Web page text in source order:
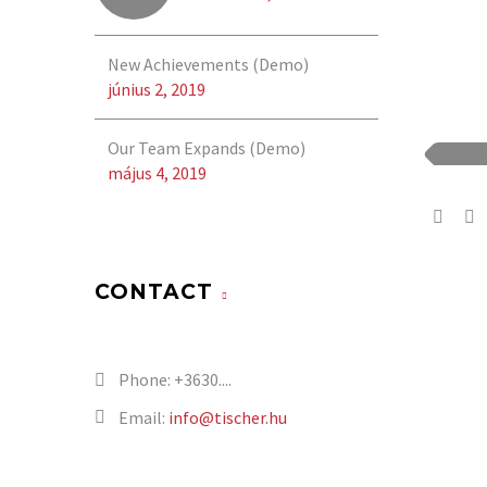
New Achievements (Demo)
június 2, 2019
Our Team Expands (Demo)
május 4, 2019
CONTACT
Phone: +3630....
Email: info@tischer.hu